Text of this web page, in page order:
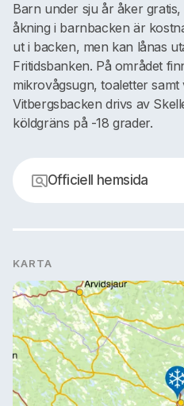
Barn under sju år åker
åkning i barnbacken är
ut i backen, men kan lånas
Fritidsbanken. På området
mikrovågsugn, toaletter
Vitbergsbacken drivs av
köldgräns på -18 grader.
Officiell hemsida
KARTA